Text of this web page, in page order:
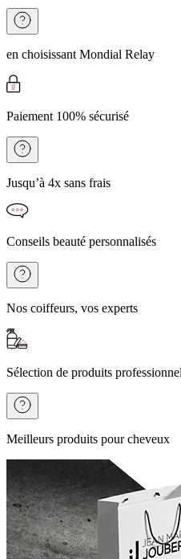
en choisissant Mondial Relay
Paiement 100% sécurisé
Jusqu’à 4x sans frais
Conseils beauté personnalisés
Nos coiffeurs, vos experts
Sélection de produits
Meilleurs produits pour cheveux